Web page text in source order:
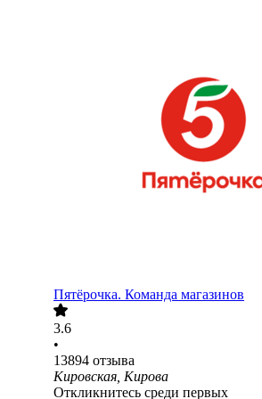
Пятёрочка. Команда магазинов
3.6
•
13894 отзыва
Кировская, Кирова
Откликнитесь среди первых